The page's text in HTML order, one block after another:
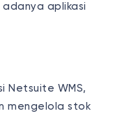
aplikasi
Netsuite WMS,
mengelola stok